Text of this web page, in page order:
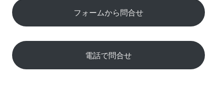
フォームから問合せ
電話で問合せ